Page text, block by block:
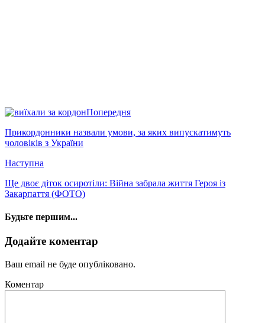
Попередня
Прикордонники назвали умови, за яких випускатимуть
чоловіків з України
Наступна
Ще двоє діток осиротіли: Війна забрала життя Героя із
Закарпаття (ФОТО)
Будьте першим...
Додайте коментар
Ваш email не буде опубліковано.
Коментар